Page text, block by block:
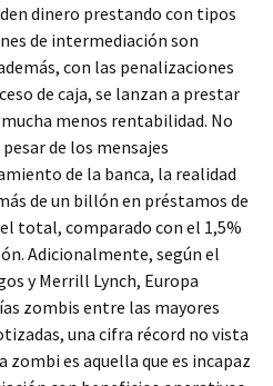
dinero prestando con tipos
de intermediación son
con las penalizaciones
de caja, se lanzan a prestar
menos rentabilidad. No
de los mensajes
de la banca, la realidad
de un billón en préstamos de
total, comparado con el 1,5%
Adicionalmente, según el
y Merrill Lynch, Europa
zombis entre las mayores
una cifra récord no vista
zombi es aquella que es incapaz